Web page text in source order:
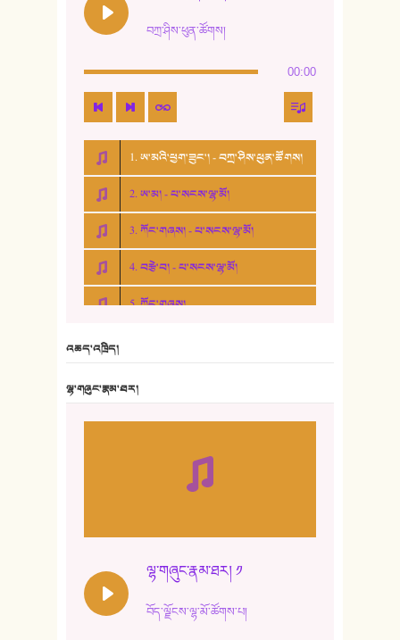
བཀྲ་ཤིས་ཕུན་ཚོགས།
00:00
1. ཨ་མའི་ཕྱག་ཟུང་། - བཀྲ་ཤིས་ཕུན་ཚོགས།
2. ཨ་མ། - པ་སངས་ལྷ་མོ།
3. ཀོང་གཞས། - པ་སངས་ལྷ་མོ།
4. བརྩེ་བ། - པ་སངས་ལྷ་མོ།
5. ཀོང་གཞས།
10. ཆང་གཞས། ༣
འཆད་འཁྲིད།
ལྷ་གཞུང་རྣམ་ཐར།
ལྷ་གཞུང་རྣམ་ཐར། ༡
བོད་ལྗོངས་ལྷ་མོ་ཚོགས་པ།